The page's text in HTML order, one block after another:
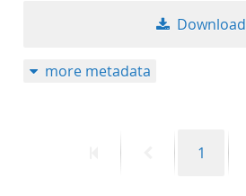
Download
more metadata
PreviousPage
1